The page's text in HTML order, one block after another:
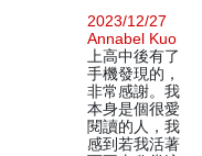
2023/12/27
Annabel Kuo
上高中後有了
手機發現的，
非常感謝。我
本身是個很愛
閱讀的人，我
感到若我活著